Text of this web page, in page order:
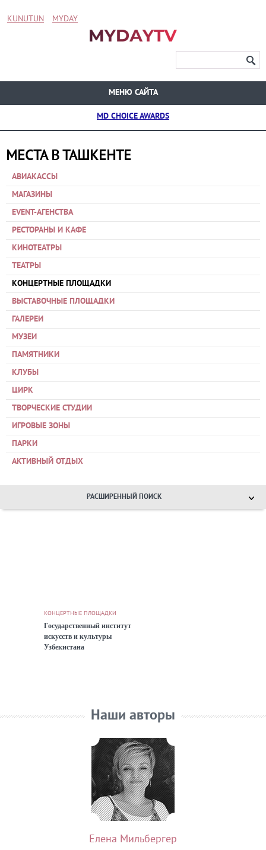
KUNUTUN MYDAY
МЕНЮ САЙТА
MD CHOICE AWARDS
МЕСТА В ТАШКЕНТЕ
АВИАКАССЫ
МАГАЗИНЫ
EVENT-АГЕНСТВА
РЕСТОРАНЫ И КАФЕ
КИНОТЕАТРЫ
ТЕАТРЫ
КОНЦЕРТНЫЕ ПЛОЩАДКИ
ВЫСТАВОЧНЫЕ ПЛОЩАДКИ
ГАЛЕРЕИ
МУЗЕИ
ПАМЯТНИКИ
КЛУБЫ
ЦИРК
ТВОРЧЕСКИЕ СТУДИИ
ИГРОВЫЕ ЗОНЫ
ПАРКИ
АКТИВНЫЙ ОТДЫХ
РАСШИРЕННЫЙ ПОИСК
КОНЦЕРТНЫЕ ПЛОЩАДКИ
Государственный институт
искусств и культуры
Узбекистана
Наши авторы
Елена Мильбергер